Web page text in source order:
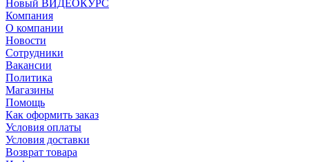
Новый ВИДЕОКУРС
Компания
О компании
Новости
Сотрудники
Вакансии
Политика
Магазины
Помощь
Как оформить заказ
Условия оплаты
Условия доставки
Возврат товара